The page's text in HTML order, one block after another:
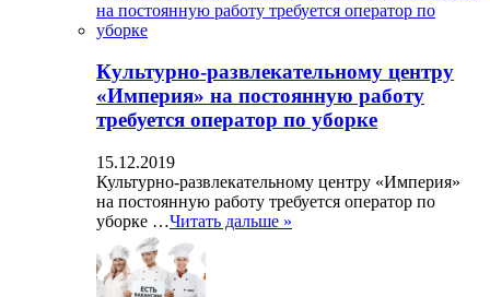
Культурно-развлекательному центру
«Империя» на постоянную работу
требуется оператор по уборке
15.12.2019
Культурно-развлекательному центру «Империя»
на постоянную работу требуется оператор по
уборке …Читать дальше »